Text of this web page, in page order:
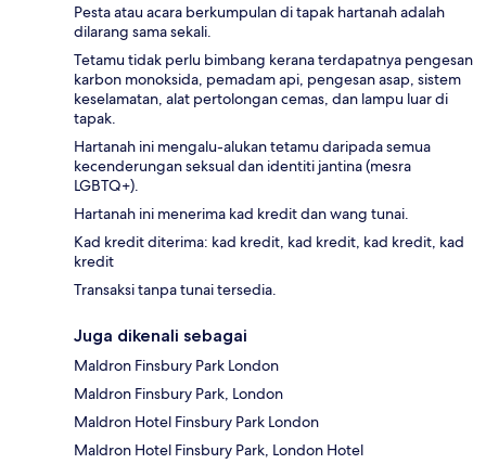
Pesta atau acara berkumpulan di tapak hartanah adalah
dilarang sama sekali.
Tetamu tidak perlu bimbang kerana terdapatnya pengesan
karbon monoksida, pemadam api, pengesan asap, sistem
keselamatan, alat pertolongan cemas, dan lampu luar di
tapak.
Hartanah ini mengalu-alukan tetamu daripada semua
kecenderungan seksual dan identiti jantina (mesra
LGBTQ+).
Hartanah ini menerima kad kredit dan wang tunai.
Kad kredit diterima: kad kredit, kad kredit, kad kredit, kad
kredit
Transaksi tanpa tunai tersedia.
Juga dikenali sebagai
Maldron Finsbury Park London
Maldron Finsbury Park, London
Maldron Hotel Finsbury Park London
Maldron Hotel Finsbury Park, London Hotel